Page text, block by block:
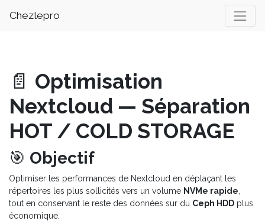
Chezlepro
📄 Optimisation
Nextcloud — Séparation
HOT / COLD STORAGE
🎯 Objectif
Optimiser les performances de Nextcloud en déplaçant les
répertoires les plus sollicités vers un volume NVMe rapide
tout en conservant le reste des données sur du Ceph HDD plus
économique.